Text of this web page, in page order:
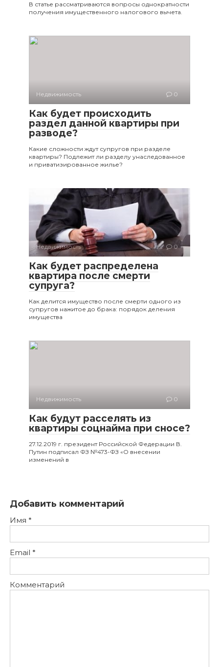
В статье рассматриваются вопросы однократности
получения имущественного налогового вычета.
Недвижимость 0
Как будет происходить
раздел данной квартиры при
разводе?
Какие сложности ждут супругов при разделе
квартиры? Подлежит ли разделу унаследованное
и приватизированное жилье?
Недвижимость 0
Как будет распределена
квартира после смерти
супруга?
Как делится имущество после смерти одного из
супругов нажитое до брака: порядок деления
имущества
Недвижимость 0
Как будут расселять из
квартиры соцнайма при сносе?
27.12.2019 г. президент Российской Федерации В.
Путин подписал ФЗ №473-ФЗ «О внесении
изменений в
Добавить комментарий
Имя *
Email *
Комментарий